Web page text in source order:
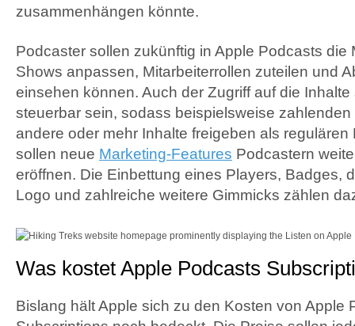
zusammenhängen könnte.
Podcaster sollen zukünftig in Apple Podcasts die
Shows anpassen, Mitarbeiterrollen zuteilen und
einsehen können. Auch der Zugriff auf die
steuerbar sein, sodass beispielsweise
andere oder mehr Inhalte freigeben als regulären
sollen neue Marketing-Features Podcastern
eröffnen. Die Einbettung eines Players, Badges,
Logo und zahlreiche weitere Gimmicks zählen
Was kostet Apple Podcasts
Bislang hält Apple sich zu den Kosten von Apple